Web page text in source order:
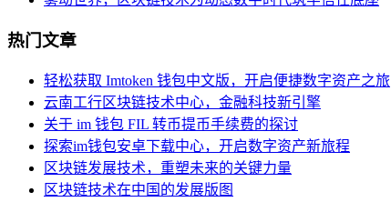
热门文章
轻松获取 Imtoken 钱包中文版，开启便捷数字资产之旅
云南工行区块链技术中心，金融科技新引擎
关于 im 钱包 FIL 转币提币手续费的探讨
探索im钱包安卓下载中心，开启数字资产新旅程
区块链发展技术，重塑未来的关键力量
区块链技术在中国的发展版图